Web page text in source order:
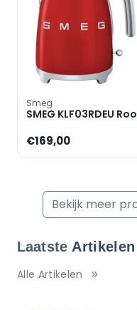
Smeg
SMEG KLF03RDEU
€169,00
Bekijk meer
Laatste Artikelen
Alle Artikelen